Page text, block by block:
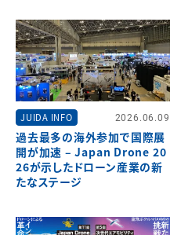
JUIDA INFO 2026.06.09
過去最多の海外参加で国際展
開が加速 – Japan Drone 20
26が示したドローン産業の新
たなステージ